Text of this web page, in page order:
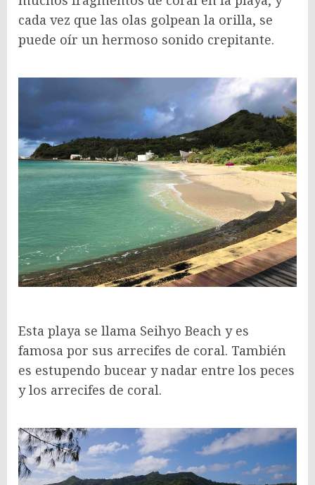
cada vez que las olas golpean la orilla, se
puede oír un hermoso sonido crepitante.
Esta playa se llama Seihyo Beach y es
famosa por sus arrecifes de coral. También
es estupendo bucear y nadar entre los peces
y los arrecifes de coral.